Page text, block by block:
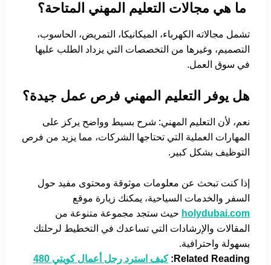
ما هي مجالات التعليم المهني المتاحة؟
تشمل مجالاته الكهرباء، الميكانيكا، التمريض، الحاسوب،
التصميم، وغيرها من التخصصات التي يزداد الطلب عليها
في سوق العمل.
هل يوفر التعليم المهني فرص عمل جيدة؟
نعم، لأن التعليم المهني: شرح بسيط وواضح يركز على
المهارات العملية التي تحتاجها الشركات، مما يزيد من فرص
التوظيف بشكل كبير.
إذا كنت تبحث عن معلومات موثوقة ومحتوى مفيد حول
السفر والخدمات السياحية، يمكنك زيارة موقع
holydubai.com حيث ستجد مجموعة متنوعة من
المقالات والإرشادات التي تساعدك في التخطيط لرحلتك
بسهولة واحترافية.
Related Reading:
كيف استرد رجل أعمال كويتي 480